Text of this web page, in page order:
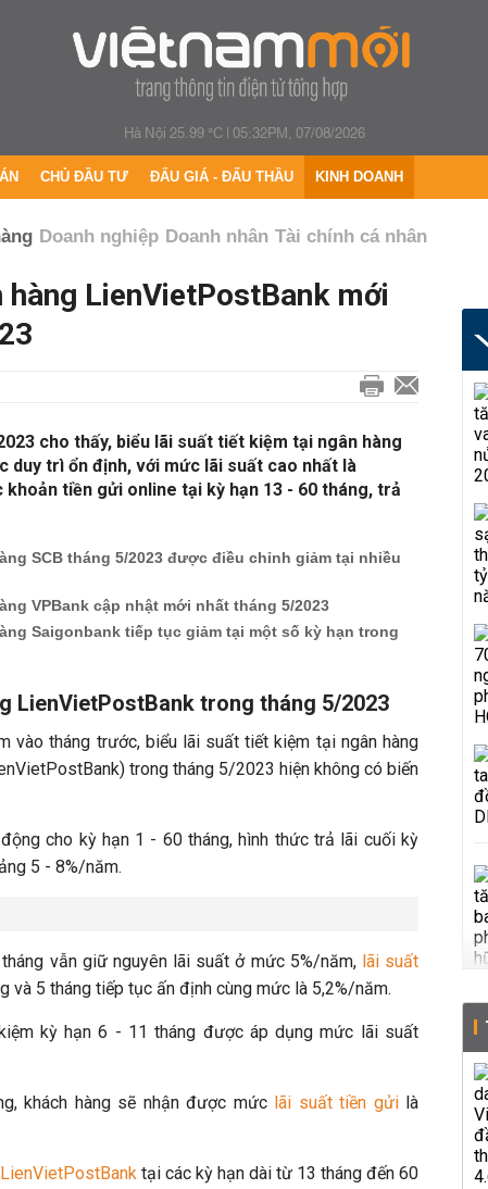
Hà Nội 25.99 °C|05:32PM, 07/08/2026
CHỦ ĐẦU TƯ ĐẤU GIÁ - ĐẤU THẦU KINH DOANH
Doanh nghiệp Doanh nhân Tài chính cá nhân
hàng LienVietPostBank mới
cho thấy, biểu lãi suất tiết kiệm tại ngân hàng
duy trì ổn định, với mức lãi suất cao nhất là
khoản tiền gửi online tại kỳ hạn 13 - 60 tháng, trả
SCB tháng 5/2023 được điều chỉnh giảm tại nhiều
VPBank cập nhật mới nhất tháng 5/2023
Saigonbank tiếp tục giảm tại một số kỳ hạn trong
LienVietPostBank trong tháng 5/2023
vào tháng trước, biểu lãi suất tiết kiệm tại ngân hàng
trong tháng 5/2023 hiện không có biến
cho kỳ hạn 1 - 60 tháng, hình thức trả lãi cuối kỳ
5 - 8%/năm.
vẫn giữ nguyên lãi suất ở mức 5%/năm, lãi suất
và 5 tháng tiếp tục ấn định cùng mức là 5,2%/năm.
kỳ hạn 6 - 11 tháng được áp dụng mức lãi suất
khách hàng sẽ nhận được mức lãi suất tiền gửi là
tại các kỳ hạn dài từ 13 tháng đến 60